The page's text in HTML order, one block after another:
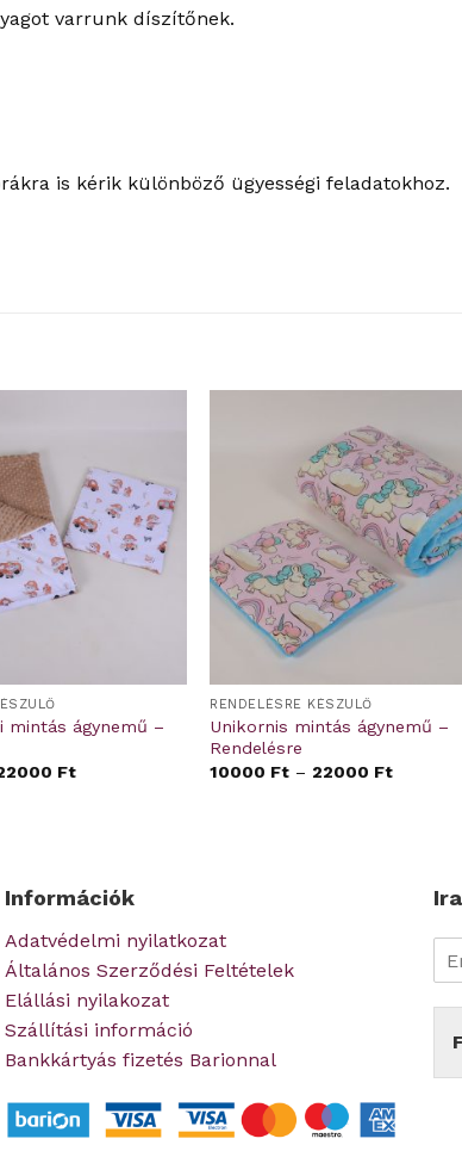
varrunk díszítőnek.
is kérik különböző ügyességi feladatokhoz.
mintás ágynemű –
Ft
RENDELÉSRE KÉSZÜLŐ
Unikornis mintás ágynemű –
Rendelésre
10000 Ft – 22000 Ft
Információk
Adatvédelmi nyilatkozat
Általános Szerződési Feltételek
Elállási nyilakozat
Szállítási információ
Bankkártyás fizetés Barionnal